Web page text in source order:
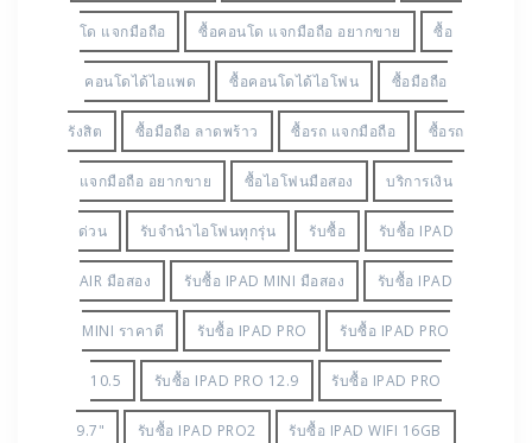
โด แจกมือถือ ซื้อคอนโด แจกมือถือ อยากขาย ซื้อ
คอนโดได้ไอแพด ซื้อคอนโดได้ไอโฟน ซื้อมือถือ
รังสิต ซื้อมือถือ ลาดพร้าว ซื้อรถ แจกมือถือ ซื้อรถ
แจกมือถือ อยากขาย ซื้อไอโฟนมือสอง บริการเงิน
ด่วน รับจำนำไอโฟนทุกรุ่น รับซื้อ รับซื้อ IPAD
AIR มือสอง รับซื้อ IPAD MINI มือสอง รับซื้อ IPAD
MINI ราคาดี รับซื้อ IPAD PRO รับซื้อ IPAD PRO
10.5 รับซื้อ IPAD PRO 12.9 รับซื้อ IPAD PRO
9.7" รับซื้อ IPAD PRO2 รับซื้อ IPAD WIFI 16GB